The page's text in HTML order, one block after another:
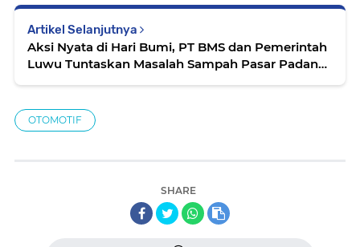
Artikel Selanjutnya
Aksi Nyata di Hari Bumi, PT BMS dan Pemerintah
Luwu Tuntaskan Masalah Sampah Pasar Padang
OTOMOTIF
SHARE